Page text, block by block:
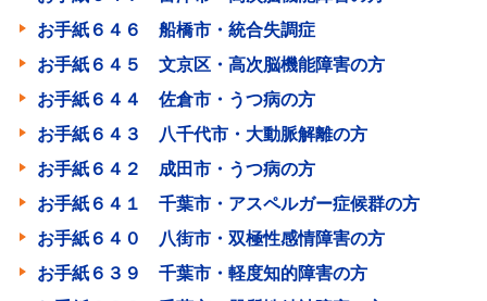
お手紙６４６ 船橋市・統合失調症
お手紙６４５ 文京区・高次脳機能障害の方
お手紙６４４ 佐倉市・うつ病の方
お手紙６４３ 八千代市・大動脈解離の方
お手紙６４２ 成田市・うつ病の方
お手紙６４１ 千葉市・アスペルガー症候群の方
お手紙６４０ 八街市・双極性感情障害の方
お手紙６３９ 千葉市・軽度知的障害の方